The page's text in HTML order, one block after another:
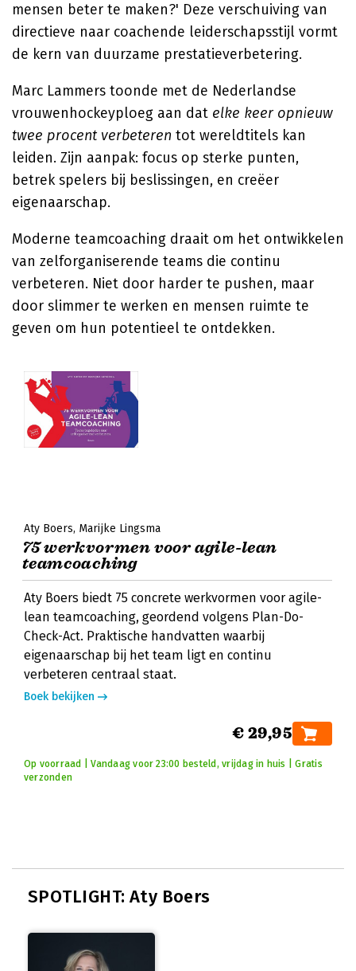
mensen beter te maken?' Deze verschuiving van
directieve naar coachende leiderschapsstijl vormt
de kern van duurzame prestatieverbetering.
Marc Lammers toonde met de Nederlandse
vrouwenhockeyploeg aan dat elke keer opnieuw
twee procent verbeteren tot wereldtitels kan
leiden. Zijn aanpak: focus op sterke punten,
betrek spelers bij beslissingen, en creëer
eigenaarschap.
Moderne teamcoaching draait om het ontwikkelen
van zelforganiserende teams die continu
verbeteren. Niet door harder te pushen, maar
door slimmer te werken en mensen ruimte te
geven om hun potentieel te ontdekken.
Aty Boers Marijke Lingsma
75 werkvormen voor agile-lean
teamcoaching
Aty Boers biedt 75 concrete werkvormen voor agile-
lean teamcoaching, geordend volgens Plan-Do-
Check-Act. Praktische handvatten waarbij
eigenaarschap bij het team ligt en continu
verbeteren centraal staat.
Boek bekijken
€ 29,95
Op voorraad | Vandaag voor 23:00 besteld, vrijdag in huis | Gratis
verzonden
SPOTLIGHT: Aty Boers